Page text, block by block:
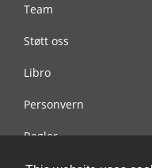
Team
Støtt oss
Libro
Personvern
Regler